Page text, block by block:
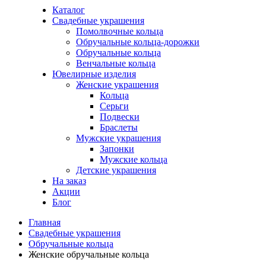
Каталог
Свадебные украшения
Помолвочные кольца
Обручальные кольца-дорожки
Обручальные кольца
Венчальные кольца
Ювелирные изделия
Женские украшения
Кольца
Серьги
Подвески
Браслеты
Мужские украшения
Запонки
Мужские кольца
Детские украшения
На заказ
Акции
Блог
Главная
Свадебные украшения
Обручальные кольца
Женские обручальные кольца